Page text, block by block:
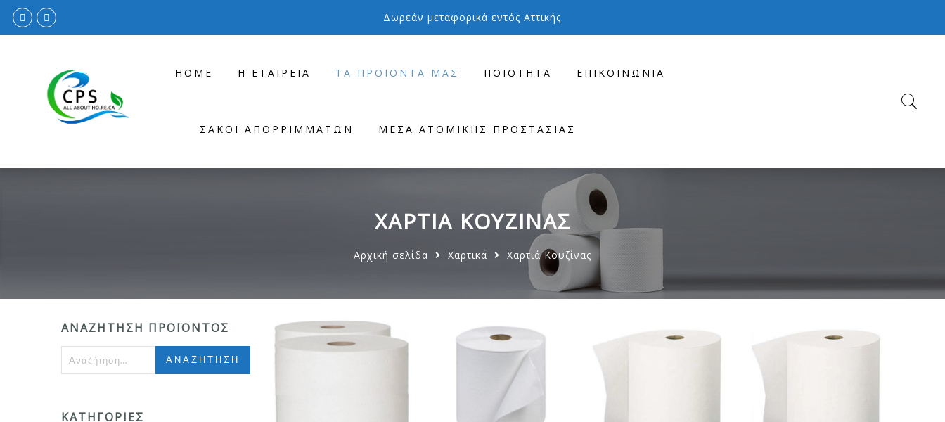
Δωρεάν μεταφορικά εντός Αττικής
HOME Η ΕΤΑΙΡΕΊΑ ΤΑ ΠΡΟΪΌΝΤΑ ΜΑΣ ΠΟΙΌΤΗΤΑ ΕΠΙΚΟΙΝΩΝΊΑ
ΣΆΚΟΙ ΑΠΟΡΡΙΜΜΆΤΩΝ ΜΈΣΑ ΑΤΟΜΙΚΉΣ ΠΡΟΣΤΑΣΊΑΣ
ΧΑΡΤΙΆ ΚΟΥΖΊΝΑΣ
Αρχική σελίδα Χαρτικά Χαρτιά Κουζίνας
ΑΝΑΖΉΤΗΣΗ ΠΡΟΪΌΝΤΟΣ
Αναζήτηση
για:
ΚΑΤΗΓΟΡΊΕΣ